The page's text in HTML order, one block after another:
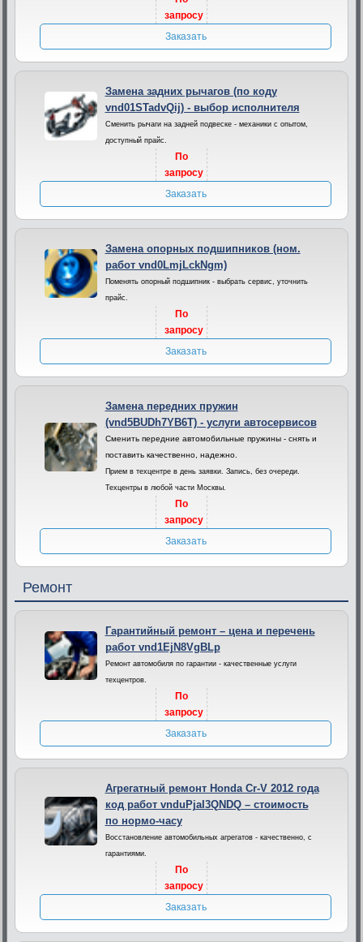
запросу
Заказать
Замена задних рычагов (по коду
vnd01STadvQij) - выбор исполнителя
Сменить рычаги на задней подвеске - механики с опытом,
доступный прайс.
По
запросу
Заказать
Замена опорных подшипников (ном.
работ vnd0LmjLckNgm)
Поменять опорный подшипник - выбрать сервис, уточнить
прайс.
По
запросу
Заказать
Замена передних пружин
(vnd5BUDh7YB6T) - услуги автосервисов
Сменить передние автомобильные пружины - снять и
поставить качественно, надежно.
Прием в техцентре в день заявки. Запись, без очереди.
Техцентры в любой части Москвы.
По
запросу
Заказать
Ремонт
Гарантийный ремонт – цена и перечень
работ vnd1EjN8VgBLp
Ремонт автомобиля по гарантии - качественные услуги
техцентров.
По
запросу
Заказать
Агрегатный ремонт Honda Cr-V 2012 года
код работ vnduPjaI3QNDQ – стоимость
по нормо-часу
Восстановление автомобильных агрегатов - качественно, с
гарантиями.
По
запросу
Заказать